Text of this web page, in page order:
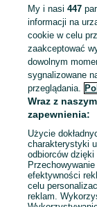
Popularne
My i nasi447
informacji na
cookie w celu
zaakceptować
dowolnym
sygnalizowane
przeglądania.
Wraz z
zapewnienia:
Użycie
charakterystyki
odbiorców
efektywności
celu
reklam.